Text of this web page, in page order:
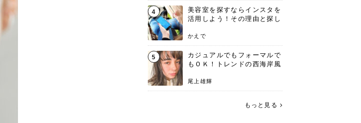
4
美容室を探すならインスタを
活用しよう！その理由と探し
かえで
5
カジュアルでもフォーマルで
もＯＫ！トレンドの西海岸風
尾上雄輝
もっと見る